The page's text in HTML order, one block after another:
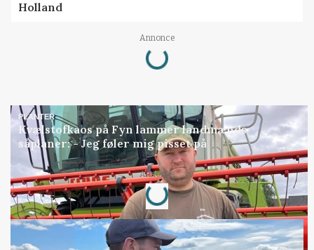
Holland
Annonce
Loading...
PLANTER
Kvælstofkaos på Fyn lammer landmænds
såplaner: - Jeg føler mig pisset på
Annonce
Loading...